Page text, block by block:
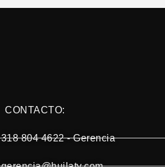
CONTACTO:
318 804 4622 - Gerencia